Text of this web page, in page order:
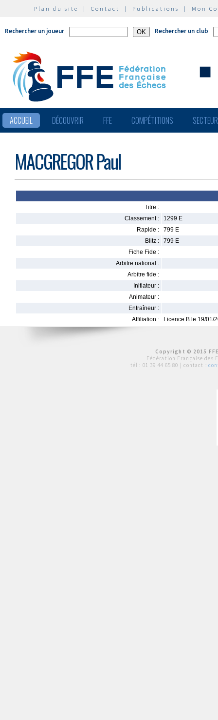
Plan du site | Contact | Publications | Mon
Rechercher un joueur Rechercher un club
ACCUEIL DÉCOUVRIR FFE COMPÉTITIONS
MACGREGOR Paul
Titre :
Classement :
1299 E
Rapide :
799 E
Blitz :
799 E
Fiche Fide :
Arbitre national :
Arbitre fide :
Initiateur :
Animateur :
Entraîneur :
Affiliation :
Licence B le 19/01/
Copyright © 2015
Fédération Française des
tél : 01 39 44 65 80 | contact :